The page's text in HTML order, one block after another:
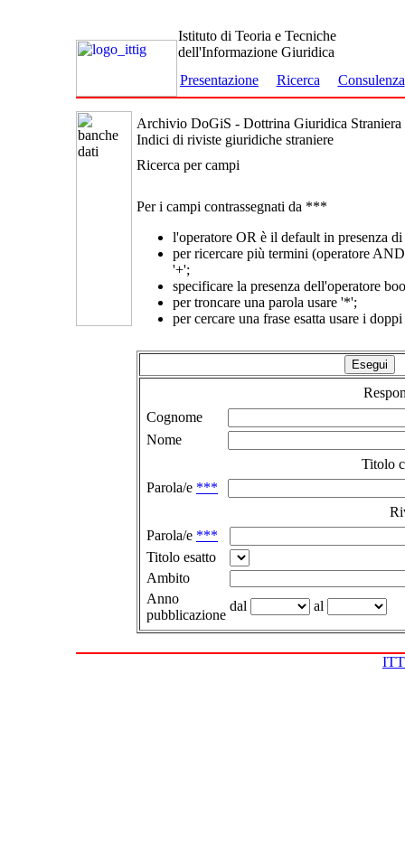
Istituto di Teoria e Tecniche
dell'Informazione Giuridica
Presentazione
Ricerca Consulenza
Archivio DoGiS - Dottrina Giuridica Straniera
Indici di riviste giuridiche straniere
Ricerca per campi
Per i campi contrassegnati da ***
l'operatore OR è il default in presenza
per ricercare più termini (operatore AND
'+';
specificare la presenza dell'operatore
per troncare una parola usare '*';
per cercare una frase esatta usare i
Cognome
Nome
Titolo
Parola/e ***
Parola/e ***
Titolo esatto
Ambito
Anno
pubblicazione
dal al